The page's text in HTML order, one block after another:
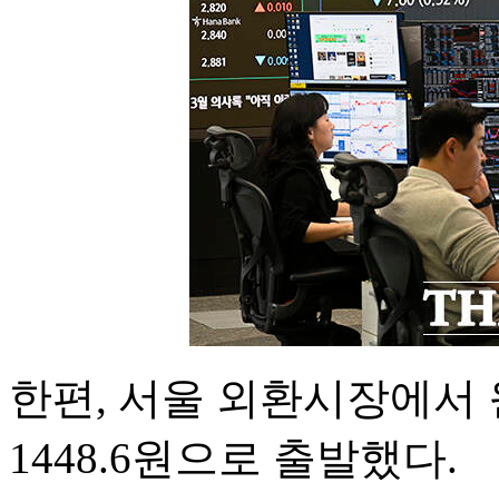
한편, 서울 외환시장에서
1448.6원으로 출발했다.